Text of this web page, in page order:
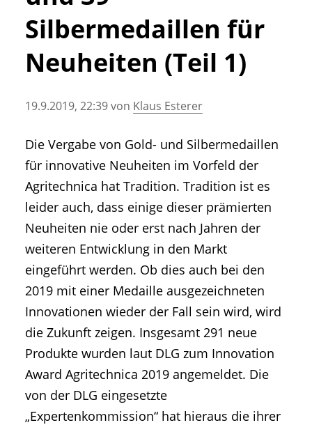
• Messen und Veranstaltungen
• Mitteilung der Redaktion
• Agritechnica Neuheiten Archiv
Silbermedaillen für
Neuheiten (Teil 1)
19.9.2019, 22:39von Klaus Esterer
Die Vergabe von Gold- und Silbermedaillen
für innovative Neuheiten im Vorfeld der
Agritechnica hat Tradition. Tradition ist es
leider auch, dass einige dieser prämierten
Neuheiten nie oder erst nach Jahren der
weiteren Entwicklung in den Markt
eingeführt werden. Ob dies auch bei den
2019 mit einer Medaille ausgezeichneten
Innovationen wieder der Fall sein wird, wird
die Zukunft zeigen. Insgesamt 291 neue
Produkte wurden laut DLG zum Innovation
Award Agritechnica 2019 angemeldet. Die
von der DLG eingesetzte
„Expertenkommission“ hat hieraus die ihrer